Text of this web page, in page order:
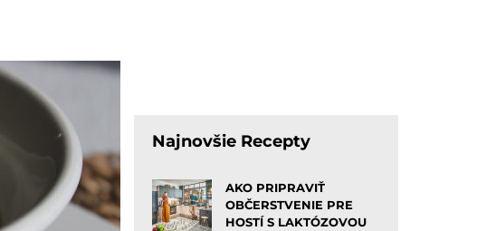
Najnovšie Recepty
AKO PRIPRAVIŤ
OBČERSTVENIE PRE
HOSTÍ S LAKTÓZOVOU